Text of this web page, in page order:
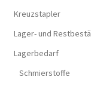
Kreuzstapler
Lager- und
Lagerbedarf
Schmierstoffe